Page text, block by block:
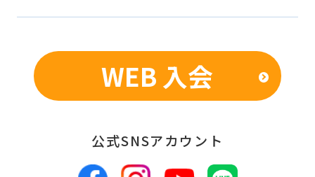
WEB 入会
公式SNSアカウント